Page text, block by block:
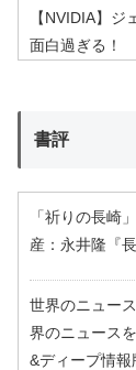
【NVIDIA】
面白過ぎる！
書評
「祈りの長崎
産：永井隆『長
世界のニュー
界のニュース
&ディープ情報